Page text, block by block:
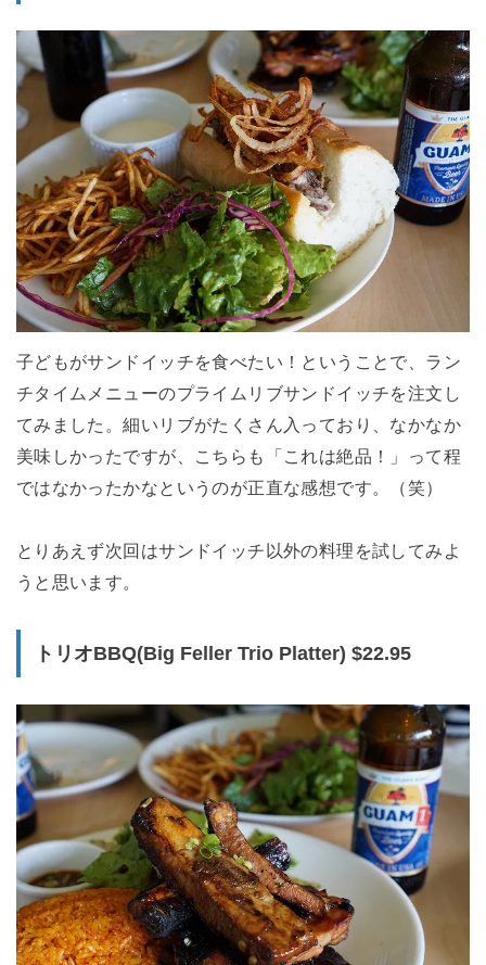
子どもがサンドイッチを食べたい！ということで、ラン
チタイムメニューのプライムリブサンドイッチを注文し
てみました。細いリブがたくさん入っており、なかなか
美味しかったですが、こちらも「これは絶品！」って程
ではなかったかなというのが正直な感想です。（笑）
とりあえず次回はサンドイッチ以外の料理を試してみよ
うと思います。
トリオBBQ(Big Feller Trio Platter) $22.95